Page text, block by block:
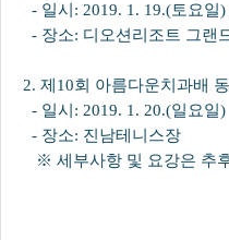
- 일시: 2019. 1. 19.(토요일)
- 장소: 디오션리조트 그랜
2. 제10회 아름다운치과배
- 일시: 2019. 1. 20.(일요일)
- 장소: 진남테니스장
※ 세부사항 및 요강은 추